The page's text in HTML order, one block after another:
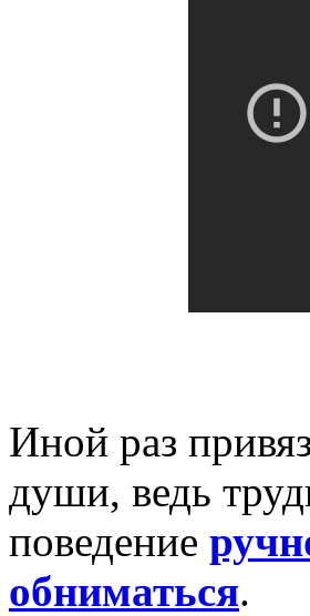
Иной раз
души, ведь
поведение
обниматься.